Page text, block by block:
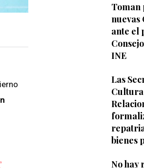
Toman
nuevas
ante el
INE
Las
Cultura
bienes
No hay